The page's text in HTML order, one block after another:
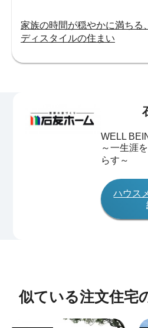
家族の時間が穏やかに満ちる
ディスタイルの住まい
WELL
～一生涯
らす～
ハウス
似ている注文住宅